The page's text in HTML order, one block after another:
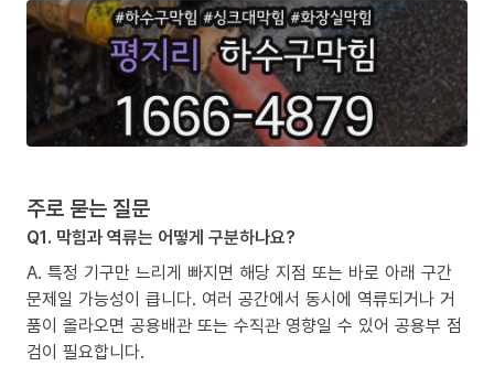
주로 묻는 질문
Q1. 막힘과 역류는 어떻게 구분하나요?
A. 특정 기구만 느리게 빠지면 해당 지점 또는 바로 아래 구간
문제일 가능성이 큽니다. 여러 공간에서 동시에 역류되거나 거
품이 올라오면 공용배관 또는 수직관 영향일 수 있어 공용부 점
검이 필요합니다.